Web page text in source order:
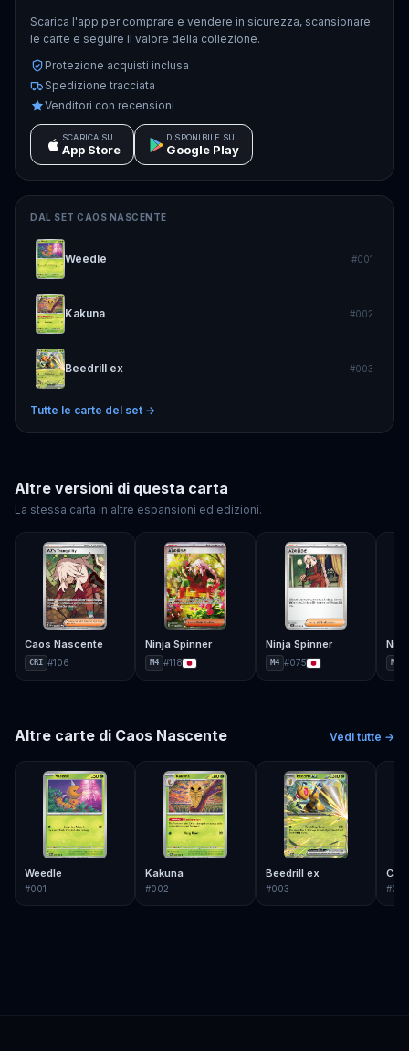
Scarica l'app per comprare e vendere in sicurezza, scansionare
le carte e seguire il valore della collezione.
Protezione acquisti inclusa
Spedizione tracciata
Venditori con recensioni
SCARICA SU
App Store
DISPONIBILE SU
Google Play
DAL SET CAOS NASCENTE
Weedle #001
Kakuna #002
Beedrill ex #003
Tutte le carte del set →
Altre versioni di questa carta
La stessa carta in altre espansioni ed edizioni.
Caos Nascente
CRI #106
Ninja Spinner
M4 #118
Ninja Spinner
M4 #075 M4
Altre carte di Caos Nascente Vedi tutte →
Weedle
#001
Kakuna
#002
Beedrill ex
#003 #